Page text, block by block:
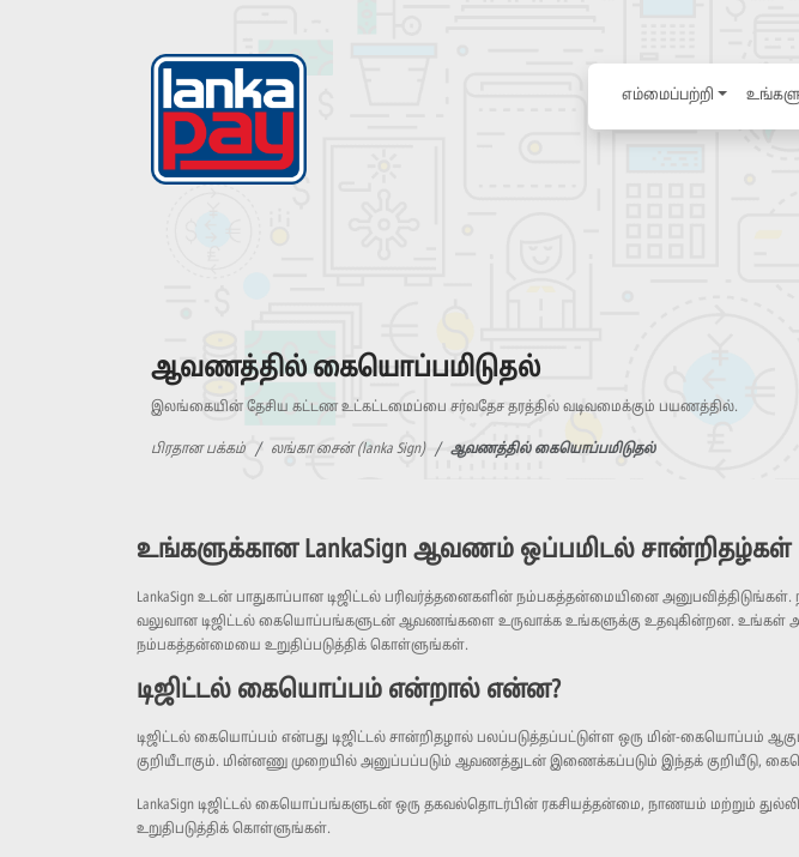
எம்மைப்பற்றி
ஆவணத்தில் கையொப்பமிடுதல்
இலங்கையின் தேசிய கட்டண உட்கட்டமைப்பை சர்வதேச தரத்தில் வடிவமைக்கும் பயணத்தில்.
பிரதான பக்கம் லங்கா சைன் (lanka Sign) ஆவணத்தில் கையொப்பமிடுதல்
உங்களுக்கான LankaSign ஆவணம் ஒப்பமிடல் சான்றிதழ்கள்
LankaSign உடன் பாதுகாப்பான டிஜிட்டல் பரிவர்த்தனைகளின் நம்பகத்தன்மையினை
வலுவான டிஜிட்டல் கையொப்பங்களுடன் ஆவணங்களை உருவாக்க உங்களுக்கு உதவுகின்றன. உங்கள்
நம்பகத்தன்மையை உறுதிப்படுத்திக் கொள்ளுங்கள்.
டிஜிட்டல் கையொப்பம் என்றால் என்ன?
டிஜிட்டல் கையொப்பம் என்பது டிஜிட்டல் சான்றிதழால் பலப்படுத்தப்பட்டுள்ள ஒரு மின்-கையொப்பம்
குறியீடாகும். மின்னணு முறையில் அனுப்பப்படும் ஆவணத்துடன் இணைக்கப்படும் இந்தக் குறியீடு,
LankaSign டிஜிட்டல் கையொப்பங்களுடன் ஒரு தகவல்தொடர்பின் ரகசியத்தன்மை, நாணயம் மற்றும்
உறுதிபடுத்திக் கொள்ளுங்கள்.